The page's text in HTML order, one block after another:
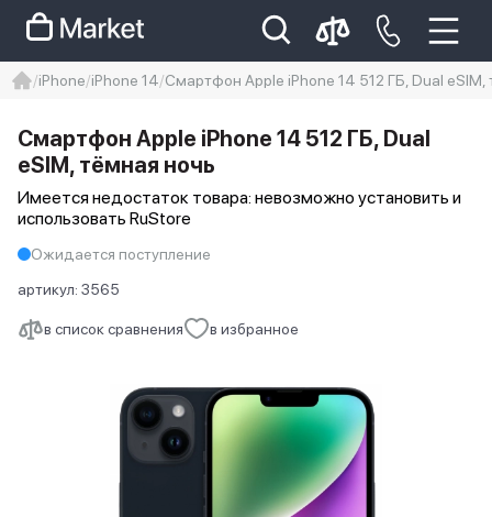
Iphone 14 pro max
айфон 14
iPhone iPhone 14 Смартфон Apple iPhone 14 512 ГБ, Dual еSIM,
в список сравнения в избранное
Смартфон Apple iPhone 14 512 ГБ, Dual
еSIM, тёмная ночь
Имеется недостаток товара: невозможно установить и
использовать RuStore
Ожидается поступление
артикул: 3565